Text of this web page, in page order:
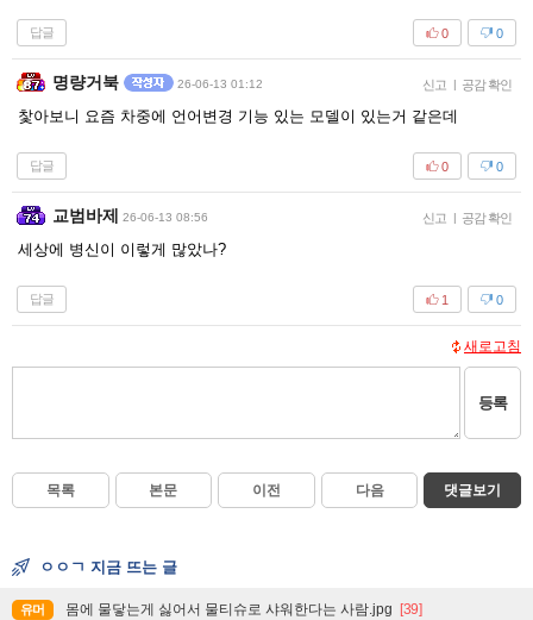
답글 0
0
명량거북 26-06-13 01:12 신고 | 공감 확인
찿아보니 요즘 차중에 언어변경 기능 있는 모델이 있는거 같은데
답글 0
0
교범바제 26-06-13 08:56 신고 | 공감 확인
세상에 병신이 이렇게 많았나?
답글 0
1
새로고침
등록
목록 본문 이전 다음 댓글보기
ㅇㅇㄱ 지금 뜨는 글
유머 몸에 물닿는게 싫어서 물티슈로 샤워한다는 사람.jpg [39]